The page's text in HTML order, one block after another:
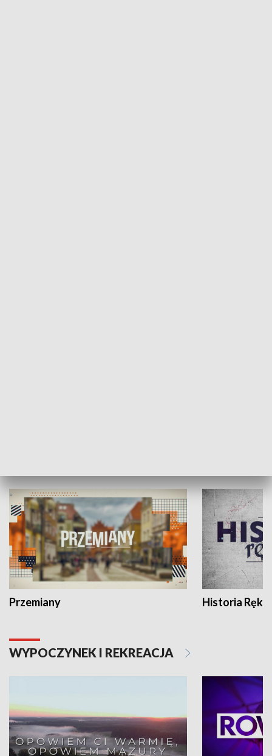
Przemiany Historia Ręką
WYPOCZYNEK I REKREACJA